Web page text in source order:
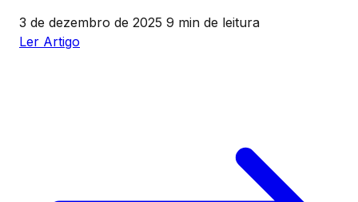
3 de dezembro de 2025 9 min de leitura
Ler Artigo